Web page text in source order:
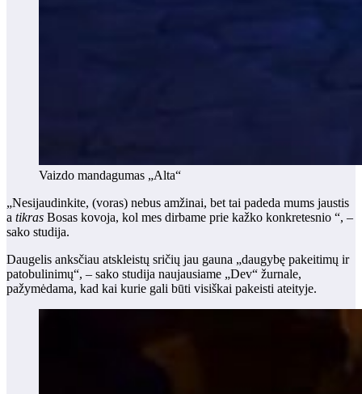
Vaizdo mandagumas „Alta“
„Nesijaudinkite, (voras) nebus amžinai, bet tai padeda mums jaustis
a tikras Bosas kovoja, kol mes dirbame prie kažko konkretesnio “, –
sako studija.
Daugelis anksčiau atskleistų sričių jau gauna „daugybę pakeitimų ir
patobulinimų“, – sako studija naujausiame „Dev“ žurnale,
pažymėdama, kad kai kurie gali būti visiškai pakeisti ateityje.